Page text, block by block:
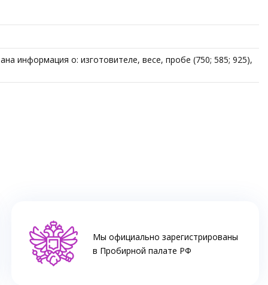
информация о: изготовителе, весе, пробе (750; 585; 925),
Мы официально зарегистрированы
в Пробирной палате РФ